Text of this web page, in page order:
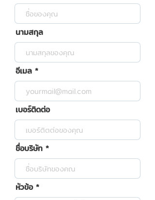
นามสกุล
อีเมล
เบอร์ติดต่อ
ชื่อบริษัท
หัวข้อ